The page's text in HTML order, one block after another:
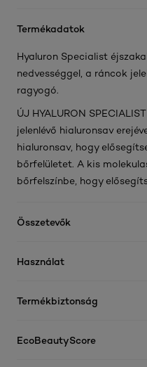
Termékadatok
Hyaluron Specialist
nedvességgel, a ráncok
ragyogó.
ÚJ HYALURON
jelenlévő hialuronsav
hialuronsav, hogy
bőrfelületet. A kis
bőrfelszínbe, hogy
Összetevők
Használat
Termékbiztonság
EcoBeautyScore